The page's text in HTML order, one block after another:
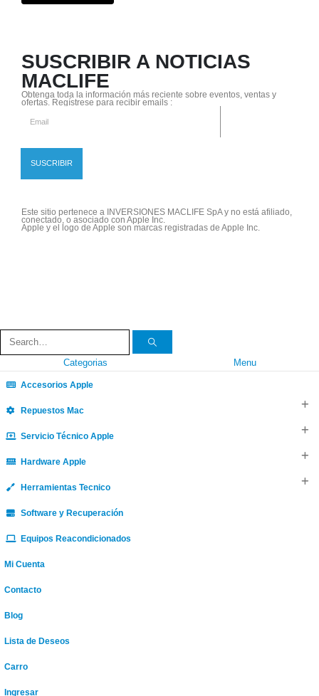
SUSCRIBIR A NOTICIAS
MACLIFE
Obtenga toda la información más reciente sobre eventos, ventas y
ofertas. Regístrese para recibir emails :
Este sitio pertenece a INVERSIONES MACLIFE SpA y no está afiliado,
conectado, o asociado con Apple Inc.
Apple y el logo de Apple son marcas registradas de Apple Inc.
Categorias Menu
Accesorios Apple
Repuestos Mac
Servicio Técnico Apple
Hardware Apple
Herramientas Tecnico
Software y Recuperación
Equipos Reacondicionados
Mi Cuenta
Contacto
Blog
Lista de Deseos
Carro
Ingresar